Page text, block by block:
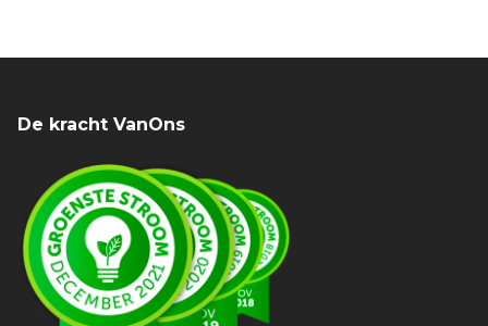
De kracht VanOns